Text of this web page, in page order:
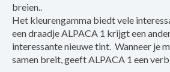
breien..
Het kleurengamma biedt vele
een draadje ALPACA 1 krijgt een
interessante nieuwe tint. Wanneer je
samen breit, geeft ALPACA 1 een